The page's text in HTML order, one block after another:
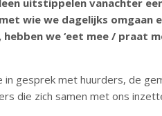
wie we dagelijks omgaan
we ‘eet mee / praat
gesprek met huurders, de
die zich samen met ons